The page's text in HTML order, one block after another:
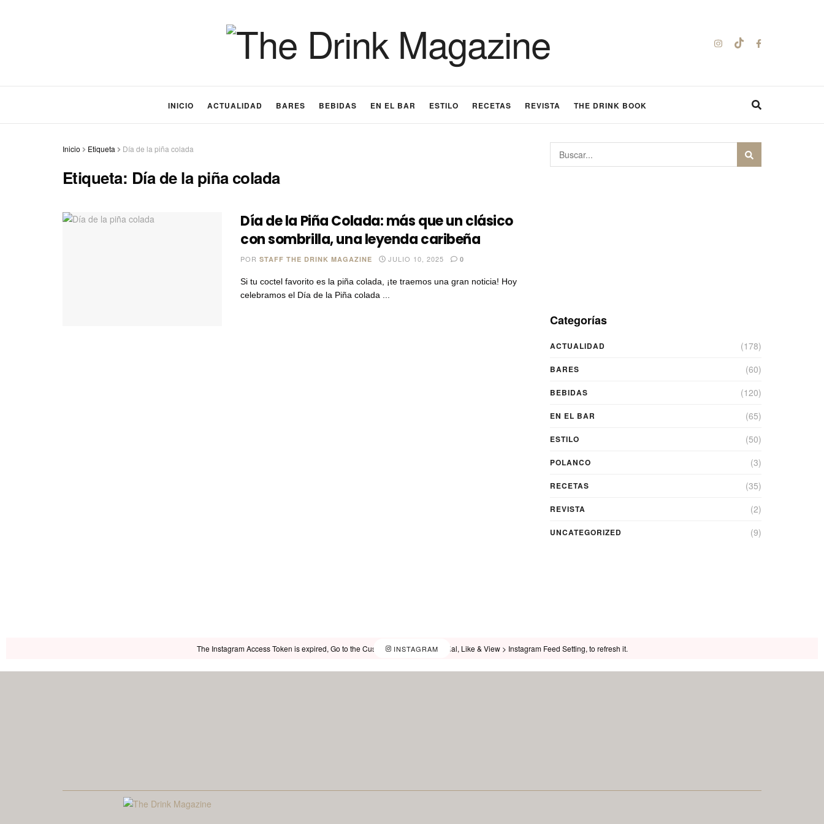
INICIO ACTUALIDAD BARES BEBIDAS EN EL BAR ESTILO RECETAS REVISTA THE DRINK BOOK
Inicio Etiqueta Día de la piña colada
Etiqueta: Día de la piña colada
Día de la Piña Colada: más que un clásico
con sombrilla, una leyenda caribeña
POR STAFF THE DRINK MAGAZINE JULIO 10, 2025 0
Si tu coctel favorito es la piña colada, ¡te traemos una gran noticia! Hoy
celebramos el Día de la Piña colada ...
Categorías
ACTUALIDAD (178)
BARES (60)
BEBIDAS (120)
EN EL BAR (65)
ESTILO (50)
POLANCO (3)
RECETAS (35)
REVISTA (2)
UNCATEGORIZED (9)
INSTAGRAM
The Instagram Access Token is expired, Go to the Customizer > JNews : Social, Like & View > Instagram Feed Setting, to refresh it.